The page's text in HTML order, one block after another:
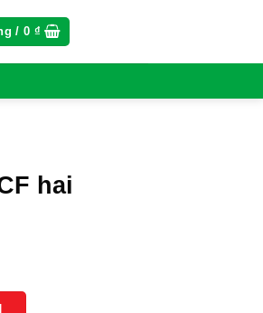
/0 ₫
hai